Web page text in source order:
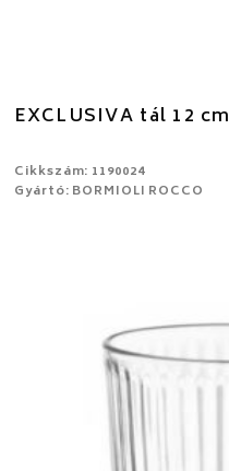
EXCLUSIVA tál 12 cm
Cikkszám: 1190024
Gyártó: BORMIOLI ROCCO